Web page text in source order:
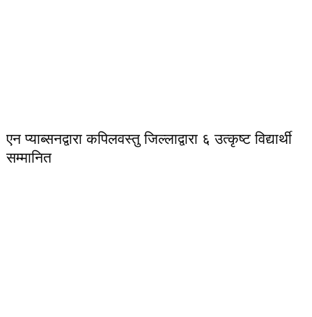
एन प्याब्सनद्वारा कपिलवस्तु जिल्लाद्वारा ६ उत्कृष्ट विद्यार्थी
सम्मानित